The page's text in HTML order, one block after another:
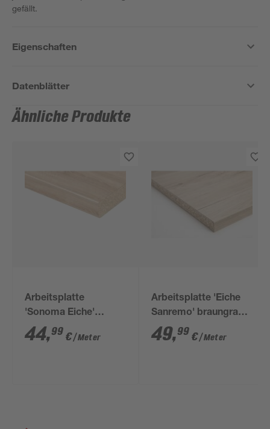
gefällt.
Eigenschaften
Datenblätter
Ähnliche Produkte
Arbeitsplatte
'Sonoma Eiche'
eichefarben hell 4100
x 600 x 38 mm
44,99 €/ Meter
Arbeitsplatte 'Eiche
Sanremo' braungrau
4100 x 635 x 38 mm
49,99 €/ Meter